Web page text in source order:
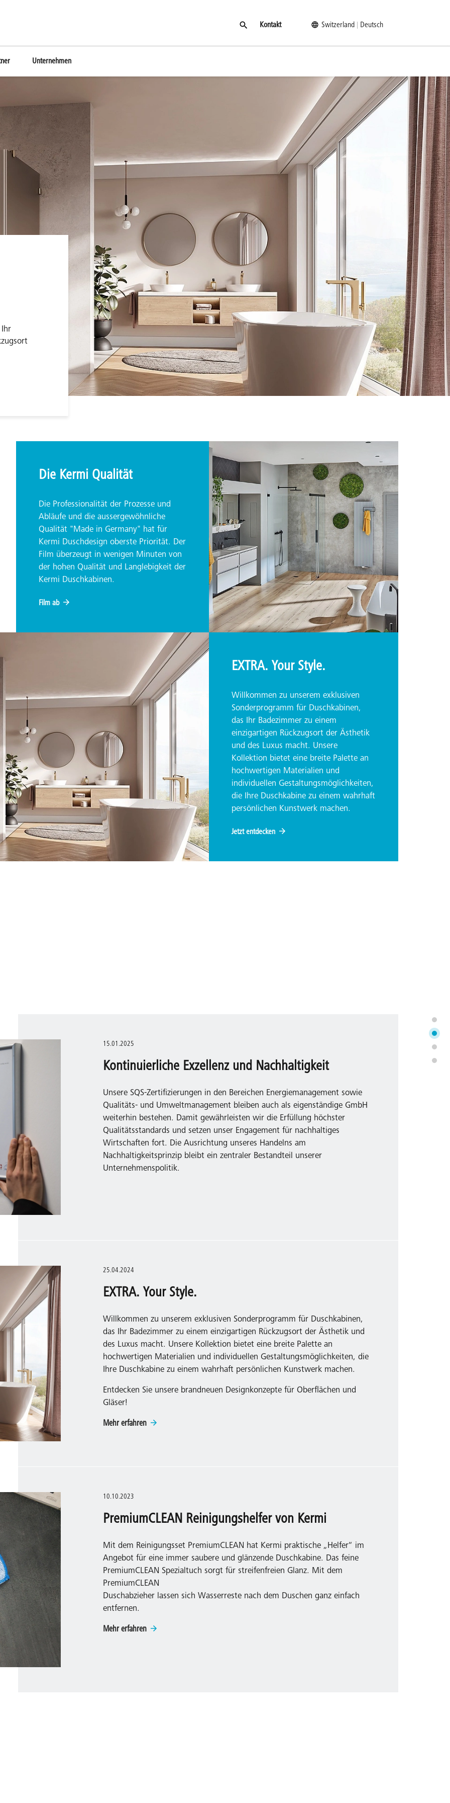
Kontakt Switzerland Deutsch
Unternehmen
Die Kermi Qualität
Die Professionalität der Prozesse und
Abläufe und die aussergewöhnliche
Qualität "Made in Germany" hat für
Kermi Duschdesign oberste Priorität. Der
Film überzeugt in wenigen Minuten von
der hohen Qualität und Langlebigkeit der
Kermi Duschkabinen.
Film ab
EXTRA. Your Style.
Willkommen zu unserem exklusiven
Sonderprogramm für Duschkabinen,
das Ihr Badezimmer zu einem
einzigartigen Rückzugsort der Ästhetik
und des Luxus macht. Unsere
Kollektion bietet eine breite Palette an
hochwertigen Materialien und
individuellen Gestaltungsmöglichkeiten,
die Ihre Duschkabine zu einem wahrhaft
persönlichen Kunstwerk machen.
Jetzt entdecken
15.01.2025
Kontinuierliche Exzellenz und Nachhaltigkeit
Unsere SQS-Zertifizierungen in den Bereichen Energiemanagement sowie
Qualitäts- und Umweltmanagement bleiben auch als eigenständige GmbH
weiterhin bestehen. Damit gewährleisten wir die Erfüllung höchster
Qualitätsstandards und setzen unser Engagement für nachhaltiges
Wirtschaften fort. Die Ausrichtung unseres Handelns am
Nachhaltigkeitsprinzip bleibt ein zentraler Bestandteil unserer
Unternehmenspolitik.
25.04.2024
EXTRA. Your Style.
Willkommen zu unserem exklusiven Sonderprogramm für Duschkabinen,
das Ihr Badezimmer zu einem einzigartigen Rückzugsort der Ästhetik und
des Luxus macht. Unsere Kollektion bietet eine breite Palette an
hochwertigen Materialien und individuellen Gestaltungsmöglichkeiten, die
Ihre Duschkabine zu einem wahrhaft persönlichen Kunstwerk machen.
Entdecken Sie unsere brandneuen Designkonzepte für Oberflächen und
Gläser!
Mehr erfahren
10.10.2023
PremiumCLEAN Reinigungshelfer von Kermi
Mit dem Reinigungsset PremiumCLEAN hat Kermi praktische „Helfer“ im
Angebot für eine immer saubere und glänzende Duschkabine. Das feine
PremiumCLEAN Spezialtuch sorgt für streifenfreien Glanz. Mit dem
PremiumCLEAN
Duschabzieher lassen sich Wasserreste nach dem Duschen ganz einfach
entfernen.
Mehr erfahren